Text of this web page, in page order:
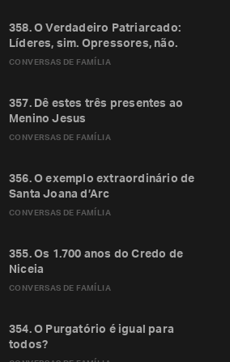
CONVERSAS DE FAMÍLIA
358. O Verdadeiro Patriarcado:
Líderes, sim. Opressores, não.
CONVERSAS DE FAMÍLIA
357. Dê estes três presentes ao
Menino Jesus
CONVERSAS DE FAMÍLIA
356. O exemplo extraordinário de
Santa Joana d’Arc
CONVERSAS DE FAMÍLIA
355. Os 1.700 anos do Credo de
Niceia
354. O Purgatório é igual para
todos?